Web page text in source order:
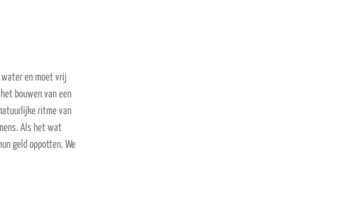
en moet vrij
bouwen van een
ritme van
Als het wat
geld oppotten. We